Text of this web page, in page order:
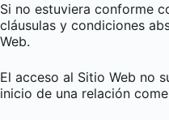
Si no estuviera conforme
cláusulas y condiciones
Web.
El acceso al Sitio Web no
inicio de una relación